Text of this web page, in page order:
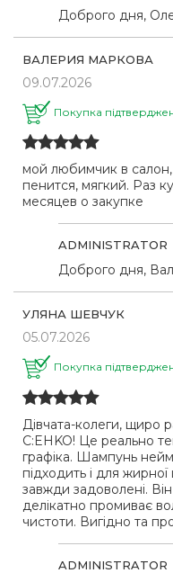
Доброго дня,
ВАЛЕРИЯ МАРКОВА
09.07.2026
Покупка
мой любимчик в
пенится, мягкий. Раз
месяцев о закупке
ADMINISTRATOR
Доброго дня,
УЛЯНА ШЕВЧУК
05.07.2026
Покупка
Дівчата-колеги, щиро
C:EHKO! Це реально
графіка. Шампунь
підходить і для жирної
завжди задоволені.
делікатно промиває
чистоти. Вигідно та
ADMINISTRATOR